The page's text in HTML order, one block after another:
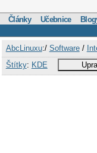
Články Učebnice
AbcLinuxu:/ Software/
Štítky: KDE